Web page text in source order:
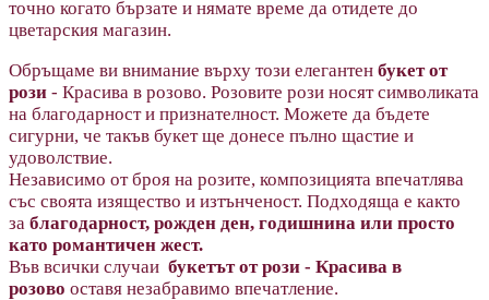
точно когато бързате и нямате време да отидете до
цветарския магазин.
Обръщаме ви внимание върху този елегантен букет от
рози - Красива в розово. Розовите рози носят символиката
на благодарност и признателност. Можете да бъдете
сигурни, че такъв букет ще донесе пълно щастие и
удоволствие.
Независимо от броя на розите, композицията впечатлява
със своята изящество и изтънченост. Подходяща е както
за благодарност, рожден ден, годишнина или просто
като романтичен жест.
Във всички случаи букетът от рози - Красива в
розово оставя незабравимо впечатление.